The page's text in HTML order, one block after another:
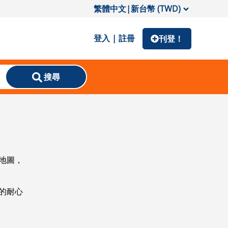
繁體中文|新台幣 (TWD)
登入 | 註冊 刊登！
搜尋
圖，
耐心